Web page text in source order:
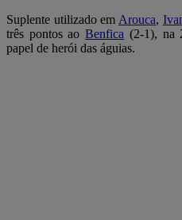
Suplente utilizado em Arouca,
três pontos aoBenfica (2-1), na
papel de herói das águias.